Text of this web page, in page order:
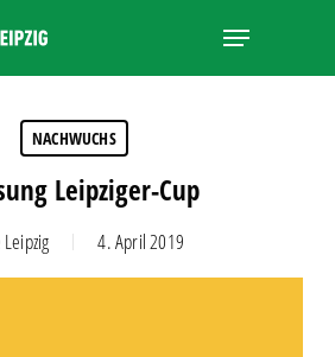
Menu
NACHWUCHS
Leipziger-Cup
4. April 2019
Close